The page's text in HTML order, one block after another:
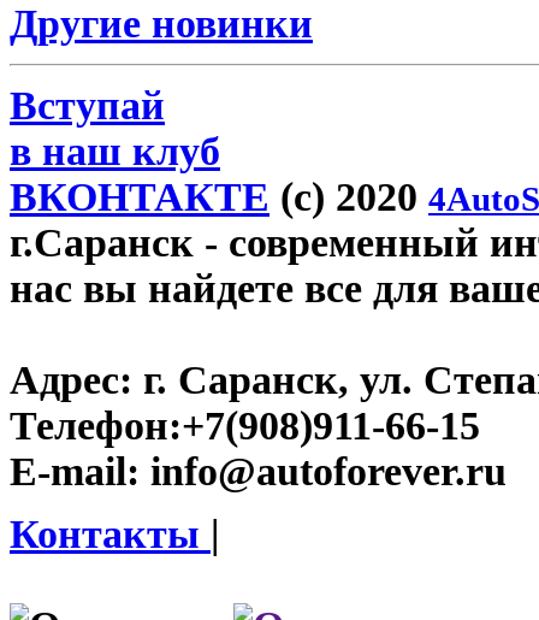
Другие новинки
Вступай
в наш клуб
ВКОНТАКТЕ (c) 2020
г.Саранск - современный
нас вы найдете все для
Адрес: г. Саранск, ул.
Телефон:+7(908)911-66-15
E-mail: info@autoforever.ru
Контакты |